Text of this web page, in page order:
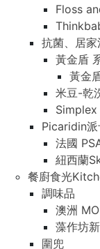
Floss
抗菌、居家
黃金盾
黃金
米豆-乾
Simplex
Picaridin派
法國
紐西蘭
餐廚食光
調味品
澳洲
藻作坊
圍兜